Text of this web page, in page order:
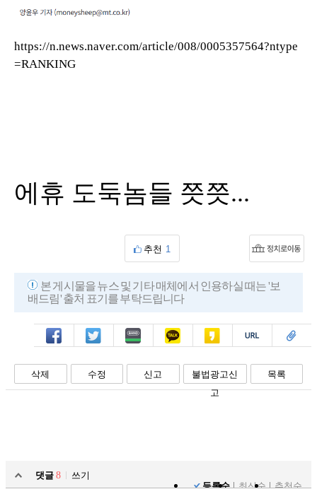
https://n.news.naver.com/article/008/0005357564?ntype
=RANKING
에휴 도둑놈들 쯧쯧...
추천 1
본 게시물을 뉴스 및 기타 매체에서 인용하실 때는 '보
배드림' 출처 표기를 부탁드립니다
페북 트윗 밴드 카톡 카스 복사 스크랩
삭제 수정 신고
불법광고신
고
목록
댓글 8
쓰기
등록순
최신순 추천순